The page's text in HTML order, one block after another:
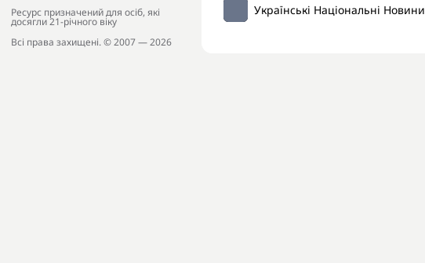
Ресурс призначений для осіб, які
досягли 21-річного віку
Всі права захищені. © 2007 — 2026
Українські Національні Новини